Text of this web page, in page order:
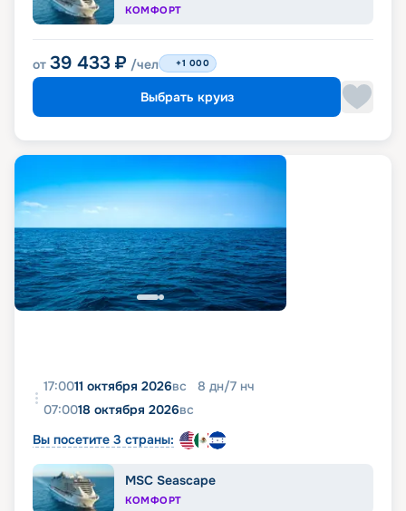
КОМФОРТ
от 39 433 ₽ /чел +1 000
Выбрать круиз
17:0011 октября 2026вс 8 дн/7 нч
07:0018 октября 2026вс
Вы посетите 3 страны:
MSC Seascape
КОМФОРТ